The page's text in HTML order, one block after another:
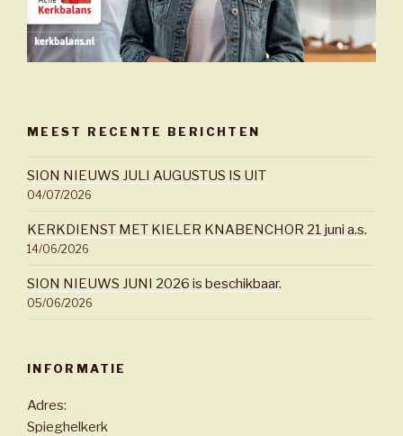
MEEST RECENTE BERICHTEN
SION NIEUWS JULI AUGUSTUS IS UIT
04/07/2026
KERKDIENST MET KIELER KNABENCHOR 21 juni a.s.
14/06/2026
SION NIEUWS JUNI 2026 is beschikbaar.
05/06/2026
INFORMATIE
Adres:
Spieghelkerk